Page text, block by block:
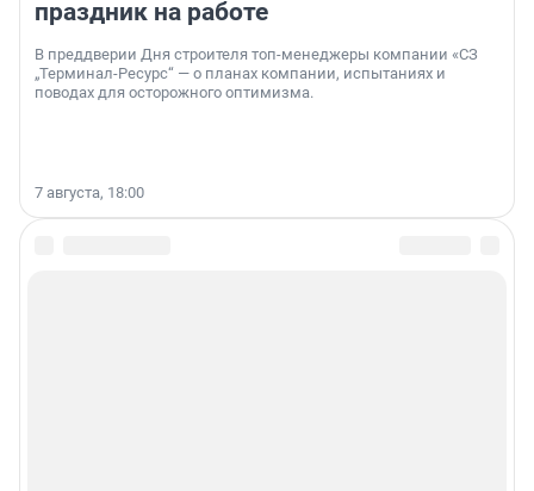
праздник на работе
В преддверии Дня строителя топ-менеджеры компании «СЗ
„Терминал-Ресурс“ — о планах компании, испытаниях и
поводах для осторожного оптимизма.
7 августа, 18:00